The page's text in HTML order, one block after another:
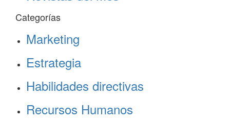
Categorías
Marketing
Estrategia
Habilidades directivas
Recursos Humanos